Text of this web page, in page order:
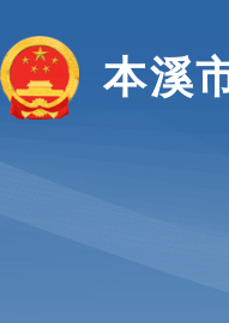
本溪